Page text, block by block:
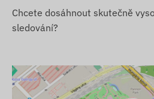
Odolný proti vlhkosti a
pouzdro (IP65)
dní
Vestavěná vysoce citlivá
Chcete dosáhnout skutečně
sledování?